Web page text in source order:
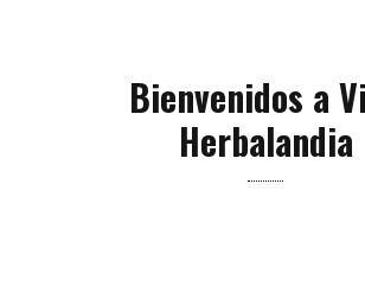
Bienvenidos a
Herbalandia